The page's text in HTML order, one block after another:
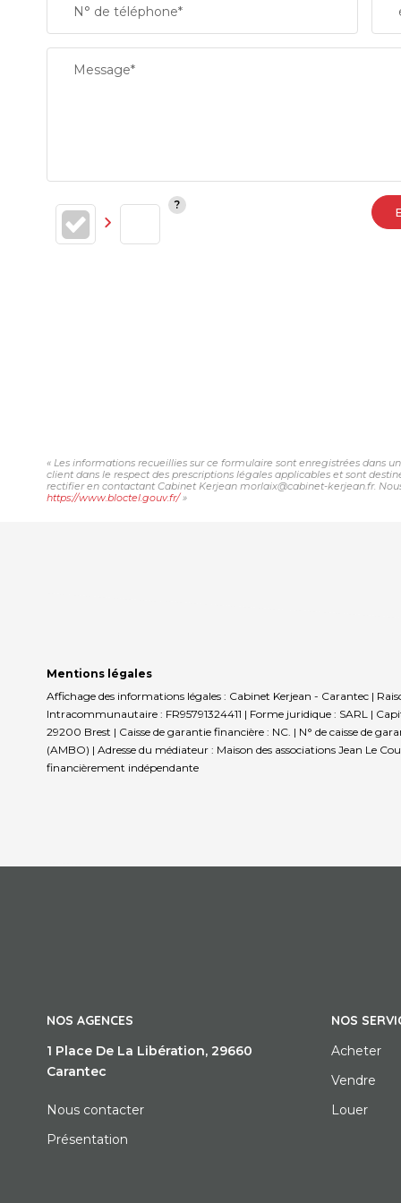
RESTAURANTS ET CAFÉS
N° de téléphone*
Message*
« Les informations recueillies sur ce formulaire sont enregistrées dans
client dans le respect des prescriptions légales applicables et sont
rectifier en contactant Cabinet Kerjean morlaix@cabinet-kerjean.fr.
https://www.bloctel.gouv.fr/»
Mentions légales
Affichage des informations légales : Cabinet Kerjean - Carantec |
Intracommunautaire : FR95791324411 | Forme juridique : SARL |
29200 Brest | Caisse de garantie financière : NC. | N° de caisse de
(AMBO) | Adresse du médiateur : Maison des associations Jean Le
financièrement indépendante
NOS AGENCES
1 Place De La Libération, 29660
Carantec
Nous contacter
Présentation
NOS
Acheter
Vendre
Louer